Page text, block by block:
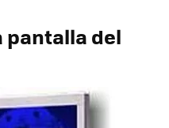
pantalla del